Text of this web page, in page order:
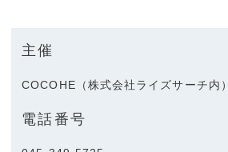
主催
COCOHE（株式会社ライズサーチ内）
電話番号